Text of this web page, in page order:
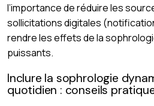
l’importance de réduire les
sollicitations digitales
rendre les effets de la
puissants.
Inclure la sophrologie
quotidien : conseils